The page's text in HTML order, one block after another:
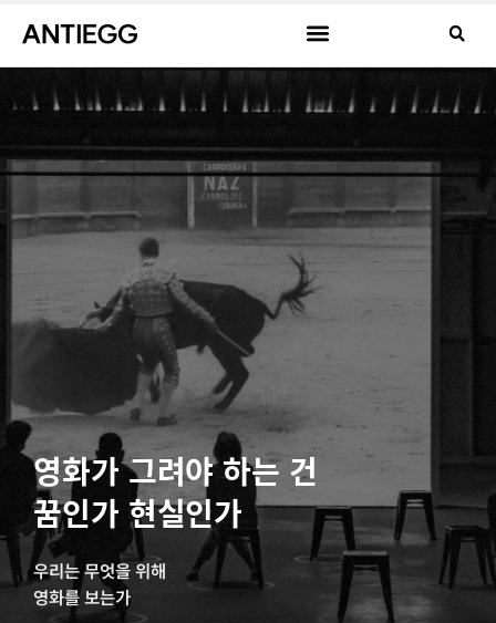
영화가 그려야 하는 건
꿈인가 현실인가
우리는 무엇을 위해
영화를 보는가